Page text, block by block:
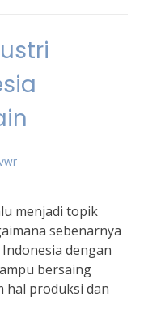
menjadi topik
sebenarnya
dengan
bersaing
hal produksi dan